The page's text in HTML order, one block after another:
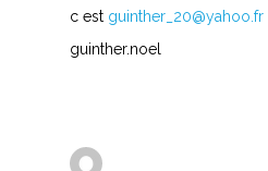
c est guinther_20@yahoo.fr
guinther.noel